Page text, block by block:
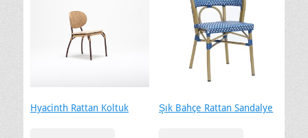
Hyacinth Rattan Koltuk Şık Bahçe Rattan Sandalye